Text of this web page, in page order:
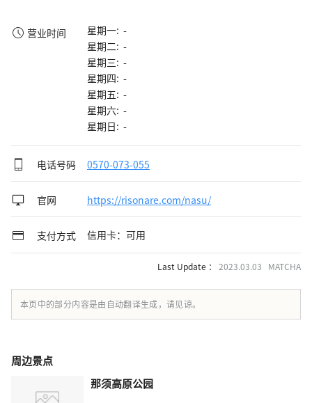
营业时间
星期一: -
星期二: -
星期三: -
星期四: -
星期五: -
星期六: -
星期日: -
电话号码 0570-073-055
官网 https://risonare.com/nasu/
支付方式 信用卡：可用
Last Update ： 2023.03.03 MATCHA
本页中的部分内容是由自动翻译生成，请见谅。
周边景点
那须高原公园